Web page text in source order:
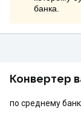
банка.
Конвертер
по среднему